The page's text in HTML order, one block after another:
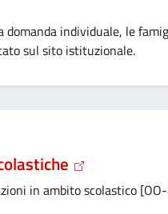
domanda individuale, le
sul sito istituzionale.
in ambito scolastico